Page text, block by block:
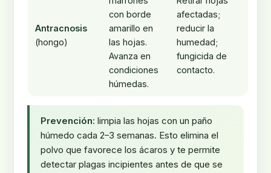
Antracnosis
(hongo)
con borde
amarillo en
las hojas.
Avanza en
condiciones
húmedas.
afectadas;
reducir la
humedad;
fungicida de
contacto.
Prevención: limpia las hojas con un paño
húmedo cada 2–3 semanas. Esto elimina el
polvo que favorece los ácaros y te permite
detectar plagas incipientes antes de que se